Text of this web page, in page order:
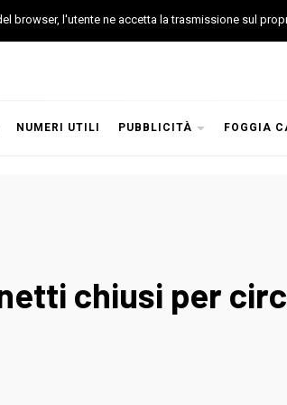
NUMERI UTILI PUBBLICITÀ FOGGIA
chiusi per
browser, l'utente ne accetta la trasmissione sul